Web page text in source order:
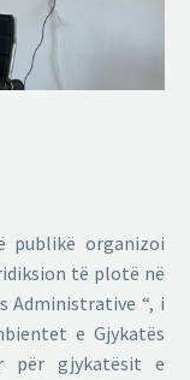
publikë organizoi
të plotë në
Administrative “, i
e Gjykatës
për gjykatësit e